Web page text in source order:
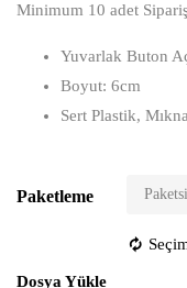
Minimum 10 adet
Yuvarlak Buton
Boyut: 6cm
Sert Plastik,
Paketleme
Dosya Yükle